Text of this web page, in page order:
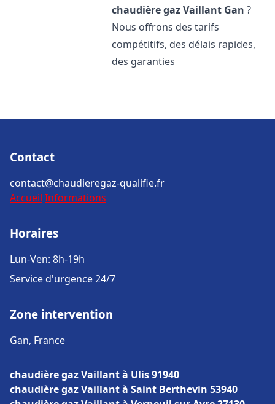
chaudière gaz Vaillant Gan ?
Nous offrons des tarifs
compétitifs, des délais rapides,
des garanties
Contact
contact@chaudieregaz-qualifie.fr
Accueil Informations
Horaires
Lun-Ven: 8h-19h
Service d'urgence 24/7
Zone intervention
Gan, France
chaudière gaz Vaillant à Ulis 91940
chaudière gaz Vaillant à Saint Berthevin 53940